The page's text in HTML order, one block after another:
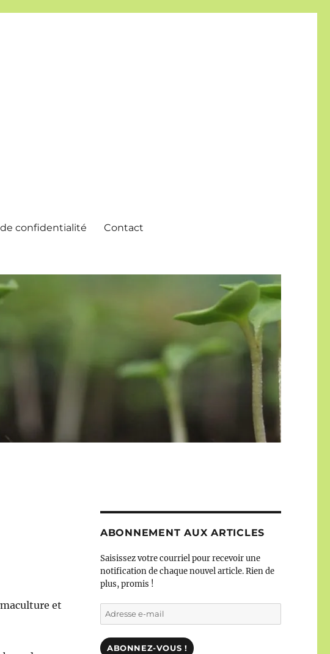
confidentialité Contact
et
ABONNEMENT AUX ARTICLES
Saisissez votre courriel pour recevoir une
notification de chaque nouvel article. Rien de
plus, promis !
Adresse
e-
ABONNEZ-VOUS !